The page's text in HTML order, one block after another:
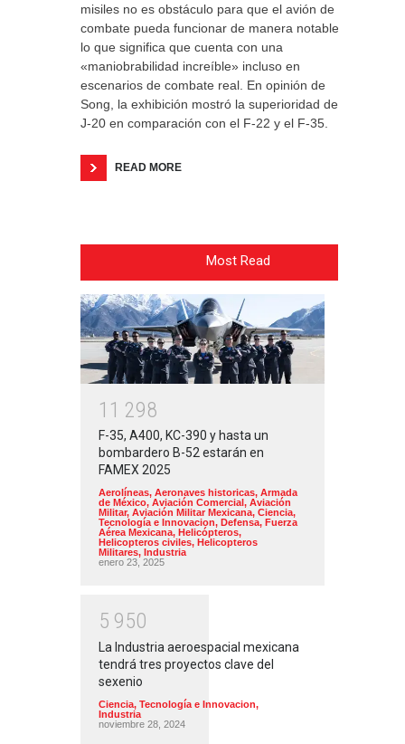
misiles no es obstáculo para que el avión de
combate pueda funcionar de manera notable,
lo que significa que cuenta con una
«maniobrabilidad increíble» incluso en
escenarios de combate real. En opinión de
Song, la exhibición mostró la superioridad del
J-20 en comparación con el F-22 y el F-35.
READ MORE
Most Read
1 1 298
F-35, A400, KC-390 y hasta un
bombardero B-52 estarán en
FAMEX 2025
Aerolíneas, Aeronaves historicas, Armada
de México, Aviación Comercial, Aviación
Militar, Aviación Militar Mexicana, Ciencia,
Tecnología e Innovacion, Defensa, Fuerza
Aérea Mexicana, Helicópteros,
Helicopteros civiles, Helicopteros
Militares, Industria
enero 23, 2025
5 950
La Industria aeroespacial mexicana
tendrá tres proyectos clave del
sexenio
Ciencia, Tecnología e Innovacion,
Industria
noviembre 28, 2024